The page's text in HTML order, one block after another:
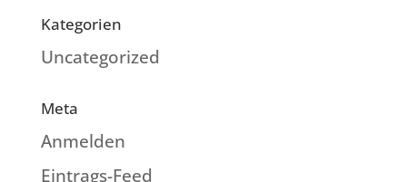
Kategorien
Uncategorized
Meta
Anmelden
Eintrags-Feed